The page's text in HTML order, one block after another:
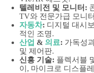
텔레비전 및 모니터:
TV와 전문가급 모니
자동차: 디지털 대시
적인 조명.
산업 & 의료: 가독성
및 제어판.
신흥 기술: 플렉서블
이, 마이크로 디스플